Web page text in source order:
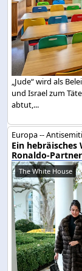
„Jude“ wird als
und Israel zum
abtut,...
Europa --
Ein
Ronaldo-
The White House